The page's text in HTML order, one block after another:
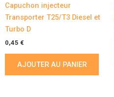
Capuchon injecteur
Transporter T25/T3 Diesel et
Turbo D
0,45 €
AJOUTER AU PANIER